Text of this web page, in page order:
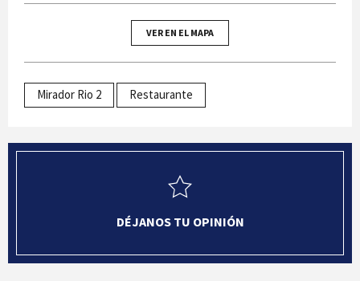
VER EN EL MAPA
Mirador Rio 2 Restaurante
DÉJANOS TU OPINIÓN